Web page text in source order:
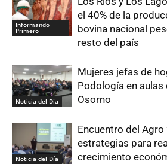
Informando
Primero
el 40% de la
bovina nacional
resto del país
Noticia del Día
Mujeres jefas de
Podología en aulas
Osorno
Noticia del Día
Encuentro del
estrategias para
crecimiento